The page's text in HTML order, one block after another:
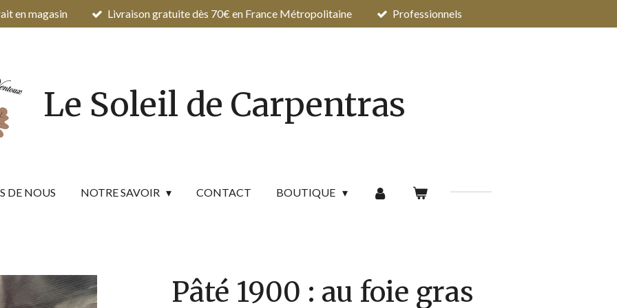
en magasin Livraison gratuite dès 70€ en France Métropolitaine Professionnels
Le Soleil de Carpentras
DE NOUS NOTRE SAVOIR CONTACT BOUTIQUE
Pâté 1900 : au foie gras